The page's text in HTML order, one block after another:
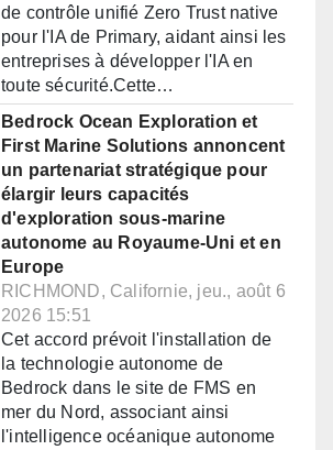
de contrôle unifié Zero Trust native
pour l'IA de Primary, aidant ainsi les
entreprises à développer l'IA en
toute sécurité.Cette…
Bedrock Ocean Exploration et
First Marine Solutions annoncent
un partenariat stratégique pour
élargir leurs capacités
d'exploration sous-marine
autonome au Royaume-Uni et en
Europe
RICHMOND, Californie, jeu., août 6
2026 15:51
Cet accord prévoit l'installation de
la technologie autonome de
Bedrock dans le site de FMS en
mer du Nord, associant ainsi
l'intelligence océanique autonome